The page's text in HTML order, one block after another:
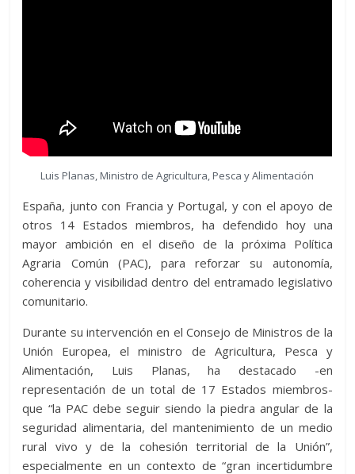
Luis Planas, Ministro de Agricultura, Pesca y Alimentación
España, junto con Francia y Portugal, y con el apoyo de
otros 14 Estados miembros, ha defendido hoy una
mayor ambición en el diseño de la próxima Política
Agraria Común (PAC), para reforzar su autonomía,
coherencia y visibilidad dentro del entramado legislativo
comunitario.
Durante su intervención en el Consejo de Ministros de la
Unión Europea, el ministro de Agricultura, Pesca y
Alimentación, Luis Planas, ha destacado -en
representación de un total de 17 Estados miembros-
que “la PAC debe seguir siendo la piedra angular de la
seguridad alimentaria, del mantenimiento de un medio
rural vivo y de la cohesión territorial de la Unión”,
especialmente en un contexto de “gran incertidumbre